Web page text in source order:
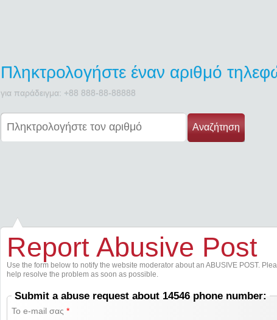
Πληκτρολογήστε έναν αριθμό
για παράδειγμα: +88 888-88-88888
Αναζήτηση
Report Abusive Post
Use the form below to notify the website moderator about an ABUSIVE POST.
help resolve the problem as soon as possible.
Submit a abuse request about 14546 phone number:
Το e-mail σας*